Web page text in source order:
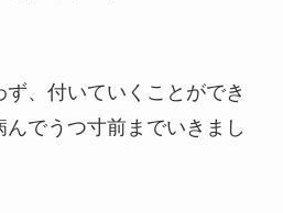
、付いていくことができ
でうつ寸前までいきまし